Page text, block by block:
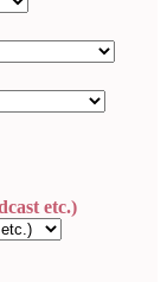
etc.)